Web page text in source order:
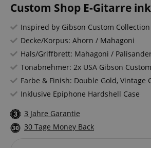
Custom Shop E-Gitarre
Inspired by Gibson Custom Collection
Decke/Korpus: Ahorn / Mahagoni
Hals/Griffbrett: Mahagoni /
Tonabnehmer: 2x USA Gibson
Farbe & Finish: Double Gold, Vintage
Inklusive Epiphone Hardshell Case
3 Jahre Garantie
30 Tage Money Back